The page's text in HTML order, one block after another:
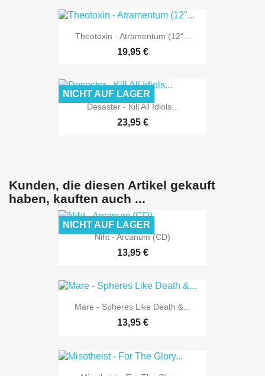
Theotoxin - Atramentum (12"...
19,95 €
Desaster - Kill All Idiols...
23,95 €
NICHT AUF LAGER
Kunden, die diesen Artikel gekauft
haben, kauften auch ...
Niht - Arcanum (CD)
13,95 €
NICHT AUF LAGER
Mare - Spheres Like Death &...
13,95 €